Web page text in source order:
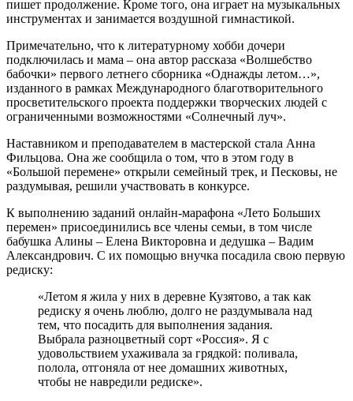
пишет продолжение. Кроме того, она играет на музыкальных
инструментах и занимается воздушной гимнастикой.
Примечательно, что к литературному хобби дочери
подключилась и мама – она автор рассказа «Волшебство
бабочки» первого летнего сборника «Однажды летом…»,
изданного в рамках Международного благотворительного
просветительского проекта поддержки творческих людей с
ограниченными возможностями «Солнечный луч».
Наставником и преподавателем в мастерской стала Анна
Фильцова. Она же сообщила о том, что в этом году в
«Большой перемене» открыли семейный трек, и Песковы, не
раздумывая, решили участвовать в конкурсе.
К выполнению заданий онлайн-марафона «Лето Больших
перемен» присоединились все члены семьи, в том числе
бабушка Алины – Елена Викторовна и дедушка – Вадим
Александрович. С их помощью внучка посадила свою первую
редиску:
«Летом я жила у них в деревне Кузятово, а так как
редиску я очень люблю, долго не раздумывала над
тем, что посадить для выполнения задания.
Выбрала разноцветный сорт «Россия». Я с
удовольствием ухаживала за грядкой: поливала,
полола, отгоняла от нее домашних животных,
чтобы не навредили редиске».